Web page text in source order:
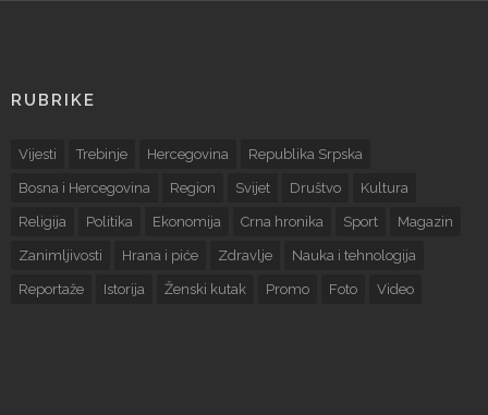
RUBRIKE
Vijesti Trebinje Hercegovina Republika Srpska
Bosna i Hercegovina Region Svijet Društvo Kultura
Religija Politika Ekonomija Crna hronika Sport Magazin
Zanimljivosti Hrana i piće Zdravlje Nauka i tehnologija
Reportaže Istorija Ženski kutak Promo Foto Video